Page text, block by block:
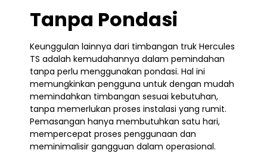
Tanpa Pondasi
Keunggulan lainnya dari timbangan truk Hercules
TS adalah kemudahannya dalam pemindahan
tanpa perlu menggunakan pondasi. Hal ini
memungkinkan pengguna untuk dengan mudah
memindahkan timbangan sesuai kebutuhan,
tanpa memerlukan proses instalasi yang rumit.
Pemasangan hanya membutuhkan satu hari,
mempercepat proses penggunaan dan
meminimalisir gangguan dalam operasional.